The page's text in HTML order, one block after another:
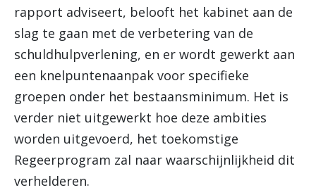
rapport adviseert, belooft het kabinet aan de
slag te gaan met de verbetering van de
schuldhulpverlening, en er wordt gewerkt aan
een knelpuntenaanpak voor specifieke
groepen onder het bestaansminimum. Het is
verder niet uitgewerkt hoe deze ambities
worden uitgevoerd, het toekomstige
Regeerprogram zal naar waarschijnlijkheid dit
verhelderen.